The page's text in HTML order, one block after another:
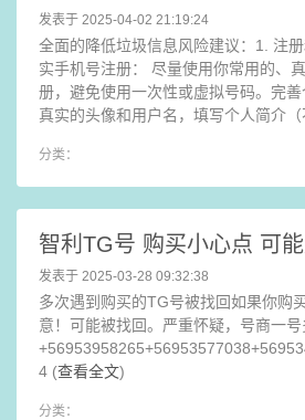
发表于 2025-04-02 21:19:24
全面的降低垃圾信息风险建议：1. 注
实手机号注册： 尽量使用你常用的、
册，避免使用一次性或虚拟号码。完
真实的头像和用户名，填写个人简介
分类：
智利TG号 购买小心点 可
发表于 2025-03-28 09:32:38
多次遇到购买的TG号被找回如果你购
意！可能被找回。严重怀疑，号商一号
4 (查看全文)
分类：